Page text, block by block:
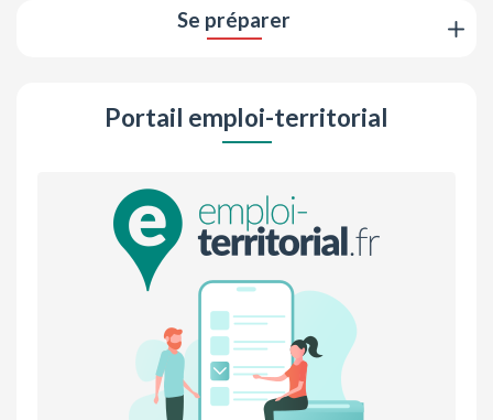
Se préparer
Portail emploi-territorial